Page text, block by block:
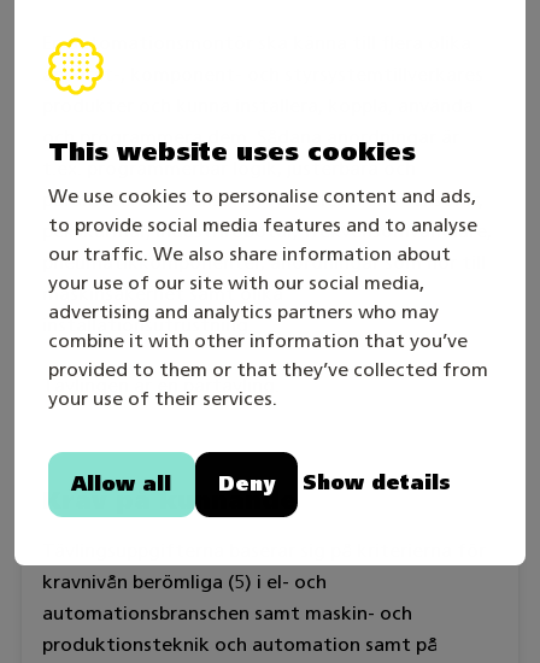
This website uses cookies
We use cookies to personalise content and ads,
to provide social media features and to analyse
our traffic. We also share information about
your use of our site with our social media,
advertising and analytics partners who may
combine it with other information that you’ve
provided to them or that they’ve collected from
your use of their services.
Allow all Deny Show details
En automationsmontör ska känna till flera olika
apparat-, komponent- och styrsystemtillverkares
och programmera dem. Sådana anordningar är
parameterbara sensorer, fotoelektriska sensorer,
pekskärmar, industrirobotar, frekvensomvandlare,
pneumatikkomponenter, anordningar som hör till
maskinsäkerhet samt olika
installationsutrustning.
Tävlingen är en partävling.
Krav på kunnande
kravnivån berömliga (5) i el- och
automationsbranschen samt maskin- och
produktionsteknik och automation samt på